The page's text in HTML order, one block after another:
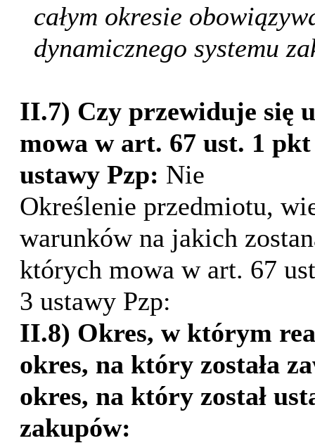
całym okresie
dynamicznego systemu
II.7) Czy przewiduje się
mowa w art. 67 ust. 1
ustawy Pzp: Nie
Określenie przedmiotu,
warunków na jakich
których mowa w art. 67
3 ustawy Pzp:
II.8) Okres, w którym
okres, na który została
okres, na który został
zakupów: